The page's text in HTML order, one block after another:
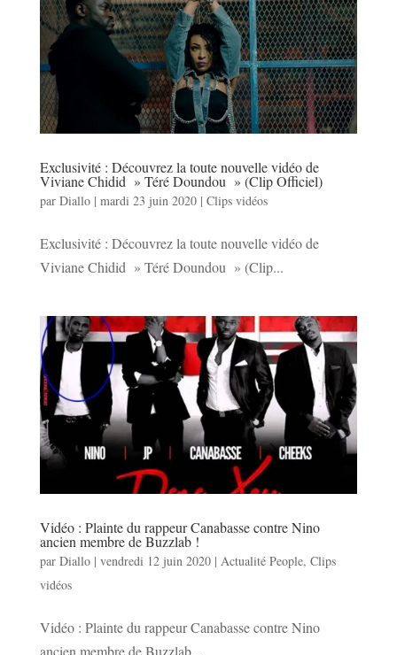
Exclusivité : Découvrez la toute nouvelle vidéo de
Viviane Chidid » Téré Doundou » (Clip Officiel)
par Diallo| mardi 23 juin 2020| Clips vidéos
Exclusivité : Découvrez la toute nouvelle vidéo de
Viviane Chidid » Téré Doundou » (Clip...
Vidéo : Plainte du rappeur Canabasse contre Nino
ancien membre de Buzzlab !
par Diallo| vendredi 12 juin 2020| Actualité People, Clips
vidéos
Vidéo : Plainte du rappeur Canabasse contre Nino